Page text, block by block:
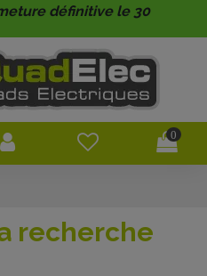
définitive le 30
0
recherche